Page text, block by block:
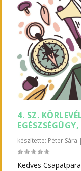
4. SZ.
készítette: Péter Sára |
Kedves